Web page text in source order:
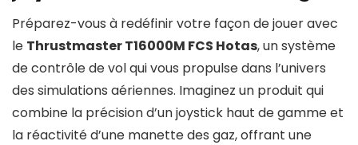
Préparez-vous à redéfinir votre façon de jouer avec
le Thrustmaster T16000M FCS Hotas, un système
de contrôle de vol qui vous propulse dans l’univers
des simulations aériennes. Imaginez un produit qui
combine la précision d’un joystick haut de gamme et
la réactivité d’une manette des gaz, offrant une